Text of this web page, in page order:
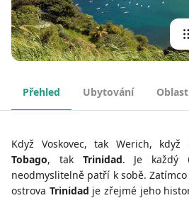
Přehled Ubytování
Když Voskovec, tak Werich, když
Tobago, tak Trinidad. Je každý
neodmyslitelně patří k sobě.
ostrova Trinidad je zřejmé jeho